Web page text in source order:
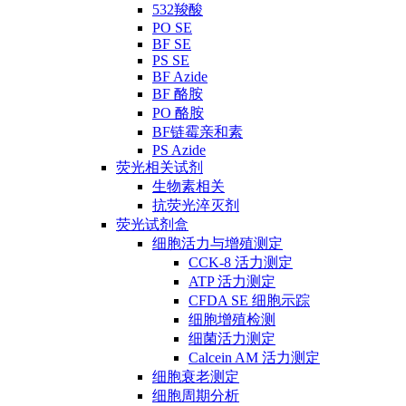
532羧酸
PO SE
BF SE
PS SE
BF Azide
BF 酪胺
PO 酪胺
BF链霉亲和素
PS Azide
荧光相关试剂
生物素相关
抗荧光淬灭剂
荧光试剂盒
细胞活力与增殖测定
CCK-8 活力测定
ATP 活力测定
CFDA SE 细胞示踪
细胞增殖检测
细菌活力测定
Calcein AM 活力测定
细胞衰老测定
细胞周期分析